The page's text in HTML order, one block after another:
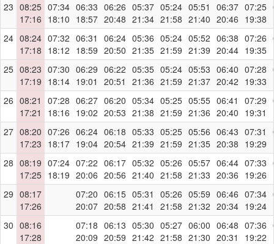
23 08:25
17:16
07:34
18:10
06:33
18:57
06:26
20:48
05:37
21:34
05:24
21:58
05:51
21:40
06:37
20:46
07:25
19:38
24 08:24
17:18
07:32
18:12
06:31
18:59
06:24
20:50
05:36
21:35
05:24
21:59
05:52
21:39
06:38
20:44
07:26
19:35
25 08:23
17:19
07:30
18:14
06:29
19:01
06:22
20:51
05:35
21:36
05:24
21:59
05:53
21:37
06:40
20:42
07:28
19:33
26 08:21
17:21
07:28
18:16
06:27
19:02
06:20
20:53
05:34
21:38
05:25
21:59
05:55
21:36
06:41
20:40
07:29
19:31
27 08:20
17:23
07:26
18:17
06:24
19:04
06:18
20:54
05:33
21:39
05:25
21:59
05:56
21:35
06:43
20:38
07:31
19:29
28 08:19
17:25
07:24
18:19
07:22
20:06
06:17
20:56
05:32
21:40
05:26
21:58
05:57
21:33
06:44
20:36
07:33
19:26
29 08:17
17:26
07:20
20:07
06:15
20:58
05:31
21:41
05:26
21:58
05:59
21:32
06:46
20:34
07:34
19:24
30 08:16
17:28
07:18
20:09
06:13
20:59
05:30
21:42
05:27
21:58
06:00
21:30
06:48
20:31
07:36
19:22